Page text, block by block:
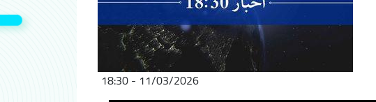
11/03/2026 - 18:30